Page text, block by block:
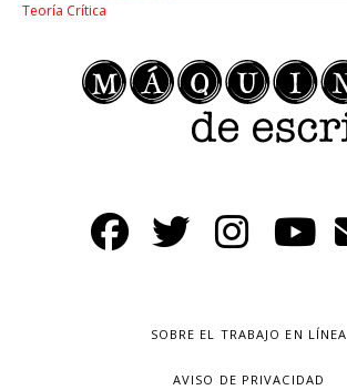
Teoría Crítica
SOBRE EL TRABAJO EN LÍNEA
AVISO DE PRIVACIDAD